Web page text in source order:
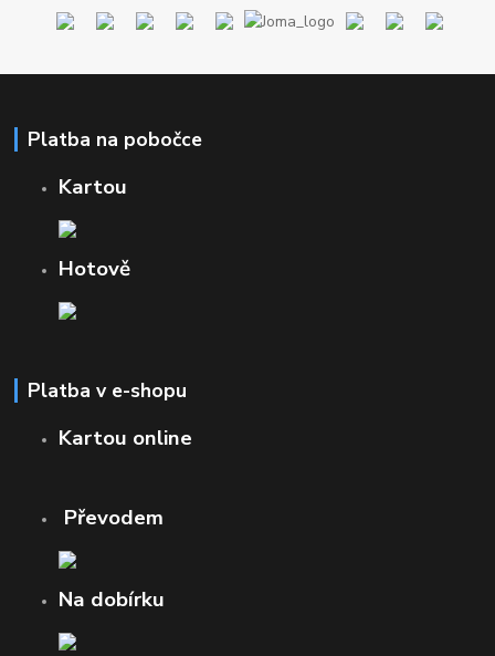
Platba na pobočce
Kartou
Hotově
Platba v e-shopu
Kartou online
Převodem
Na dobírku